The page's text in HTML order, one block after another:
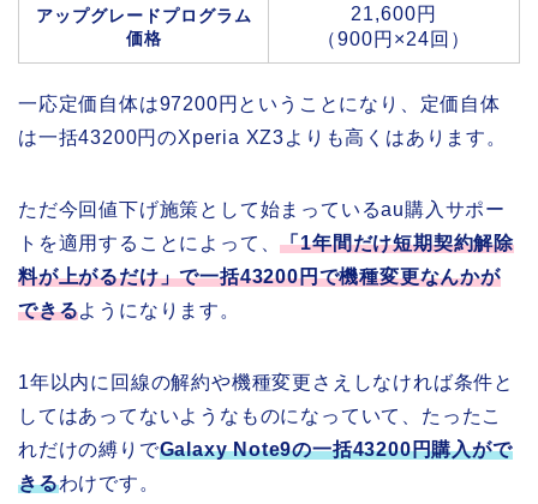
アップグレードプログラム
価格
21,600円
（900円×24回）
一応定価自体は97200円ということになり、定価自体
は一括43200円のXperia XZ3よりも高くはあります。
ただ今回値下げ施策として始まっているau購入サポー
トを適用することによって、「1年間だけ短期契約解除
料が上がるだけ」で一括43200円で機種変更なんかが
できるようになります。
1年以内に回線の解約や機種変更さえしなければ条件と
してはあってないようなものになっていて、たったこ
れだけの縛りでGalaxy Note9の一括43200円購入がで
きるわけです。